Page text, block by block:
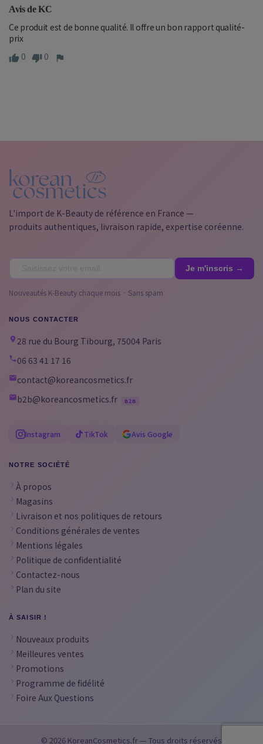
Avis de KC
Ce produit est de bonne qualité. Il offre un bon rapport qualité-
prix
0
0
L'import de K-Beauty de référence en France —
produits authentiques, livraison rapide, expertise coréenne.
Nouveautés K-Beauty chaque mois · Sans spam
NOUS CONTACTER
28 rue du Bourg Tibourg, 75004 Paris
06 63 41 17 16
contact@koreancosmetics.fr
b2b@koreancosmetics.fr
B2B
Instagram TikTok Avis Google
NOTRE SOCIÉTÉ
À propos
Magasins
Livraison et nos politiques de retours
Conditions générales de ventes
Mentions légales
Politique de confidentialité
Contactez-nous
Plan du site
À SAISIR !
Nouveaux produits
Meilleures ventes
Promotions
Programme de fidélité
Foire Aux Questions
© 2026 KoreanCosmetics.fr — Tous droits réservés